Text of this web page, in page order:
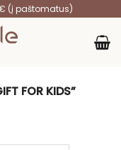
(į paštomatus)
FOR KIDS”